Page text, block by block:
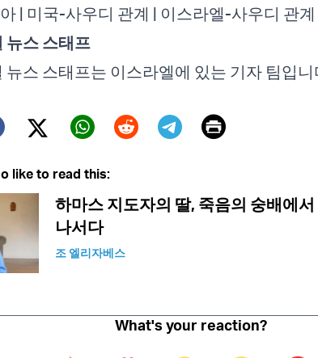
| 미국-사우디 관계 | 이스라엘-사우디 관계
뉴스 스태프
뉴스 스태프는 이스라엘에 있는 기자 팀입니
Twitter (X)
Print
like to read this:
하마스 지도자의 딸, 죽음의 숭배에
나서다
조 엘리자베스